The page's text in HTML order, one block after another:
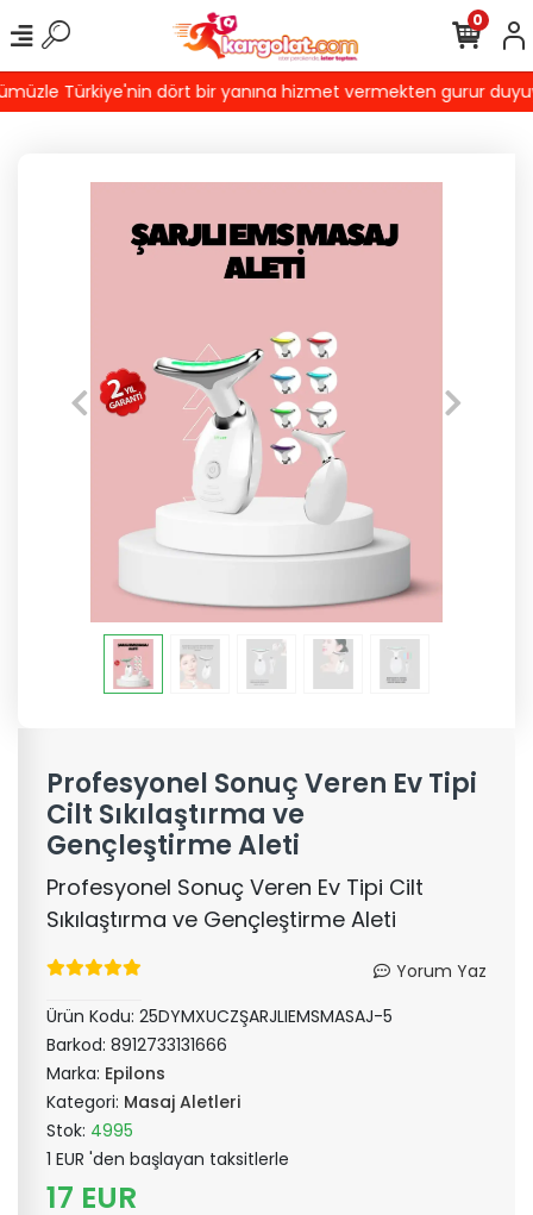
Türkiye'nin dört bir yanına hizmet vermekten gurur
0
Profesyonel Sonuç Veren Ev Tipi
Cilt Sıkılaştırma ve
Gençleştirme Aleti
Profesyonel Sonuç Veren Ev Tipi Cilt
Sıkılaştırma ve Gençleştirme Aleti
Yorum Yaz
Ürün Kodu: 25DYMXUCZŞARJLIEMSMASAJ-5
Barkod: 8912733131666
Marka: Epilons
Kategori: Masaj Aletleri
Stok: 4995
1 EUR 'den başlayan taksitlerle
17 EUR